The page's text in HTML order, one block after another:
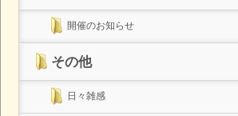
開催のお知らせ
その他
日々雑感